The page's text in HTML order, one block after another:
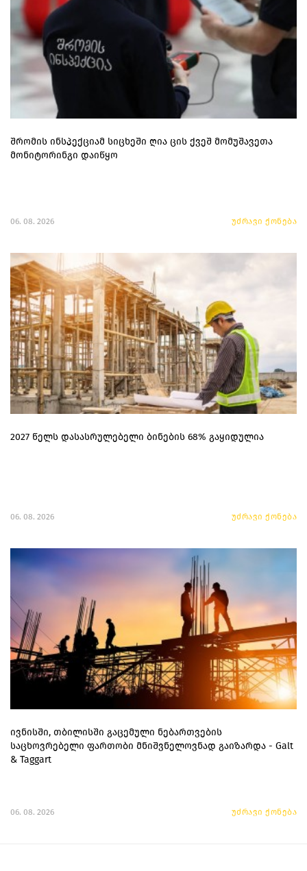
შრომის ინსპექციამ სიცხეში ღია ცის ქვეშ მომუშავეთა
მონიტორინგი დაიწყო
06. 08. 2026 უძრავი ქონება
2027 წელს დასასრულებელი ბინების 68% გაყიდულია
06. 08. 2026 უძრავი ქონება
ივნისში, თბილისში გაცემული ნებართვების
საცხოვრებელი ფართობი მნიშვნელოვნად გაიზარდა - Galt
& Taggart
06. 08. 2026 უძრავი ქონება